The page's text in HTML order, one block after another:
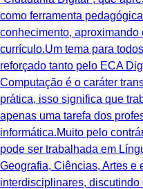
como ferramenta
conhecimento, aproximando
currículo.Um tema para
reforçado tanto pelo ECA
Computação é o caráter
prática, isso significa que
apenas uma tarefa dos
informática.Muito pelo
pode ser trabalhada em
Geografia, Ciências, Artes e
interdisciplinares,